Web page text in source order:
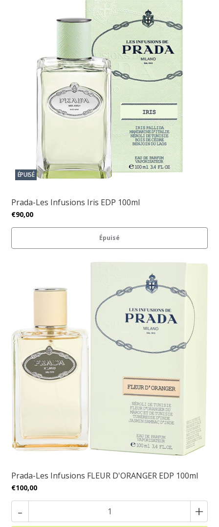
ÉPUISÉ
Prada-Les Infusions Iris EDP 100ml
€90,00
Épuisé
Prada-Les Infusions FLEUR D'ORANGER EDP 100ml
€100,00
- +